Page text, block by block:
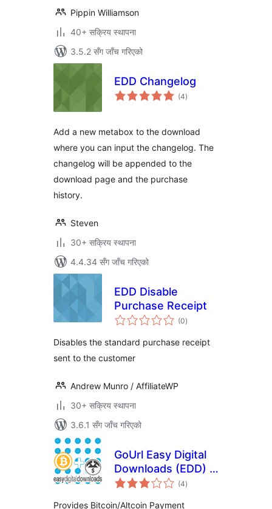
Pippin Williamson
40+ सक्रिय स्थापना
3.5.2 सँग जाँच गरिएको
EDD Changelog
(4कुल
रेटिङ्गहरू
)
Add a new metabox to the download
where you can input the changelog. The
changelog will be appended to the
download page and the purchase
history.
Steven
30+ सक्रिय स्थापना
4.4.34 सँग जाँच गरिएको
EDD Disable
Purchase Receipt
(0कुल
रेटिङ्गहरू
)
Disables the standard purchase receipt
sent to the customer
Andrew Munro / AffiliateWP
30+ सक्रिय स्थापना
3.6.1 सँग जाँच गरिएको
GoUrl Easy Digital
Downloads (EDD) –
Bitcoin Altcoin
(4कुल
रेटिङ्गहरू
)
Provides Bitcoin/Altcoin Payment